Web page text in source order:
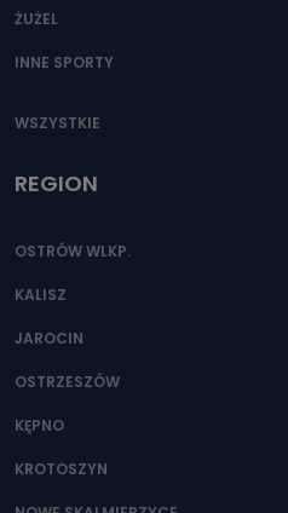
ŻUŻEL
INNE SPORTY
WSZYSTKIE
REGION
OSTRÓW WLKP.
KALISZ
JAROCIN
OSTRZESZÓW
KĘPNO
KROTOSZYN